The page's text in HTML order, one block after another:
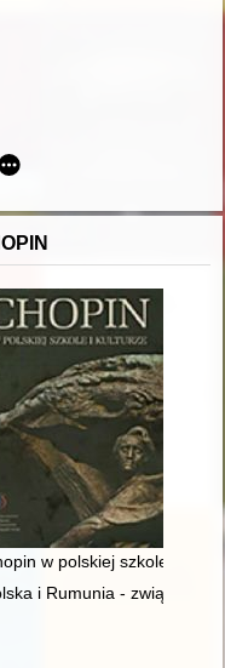
w latach 1939-
T. 3 cz. 4
w polskiej szkole i
und
i Rumunia - związki